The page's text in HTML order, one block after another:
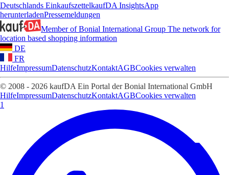
Deutschlands EinkaufszettelkaufDA InsightsApp
herunterladenPressemeldungen
Member of Bonial International Group The network for
location based shopping information
DE
FR
HilfeImpressumDatenschutzKontaktAGBCookies verwalten
© 2008 - 2026 kaufDA Ein Portal der Bonial International GmbH
HilfeImpressumDatenschutzKontaktAGBCookies verwalten
1